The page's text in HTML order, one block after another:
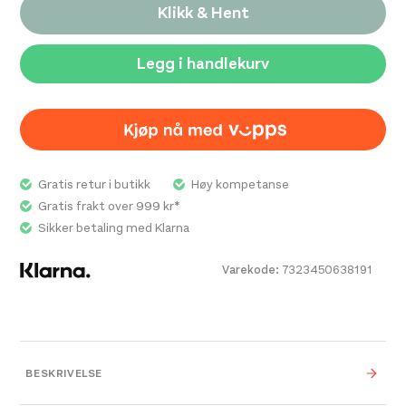
Fluorkarbonfri impregnering
Sporbar dun
Klikk & Hent
Legg i handlekurv
Varekode: 7323450638191
Gratis retur i butikk
Høy kompetanse
Gratis frakt over 999 kr*
Sikker betaling med Klarna
BESKRIVELSE